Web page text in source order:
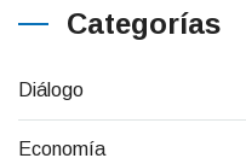
Categorías
Diálogo
Economía